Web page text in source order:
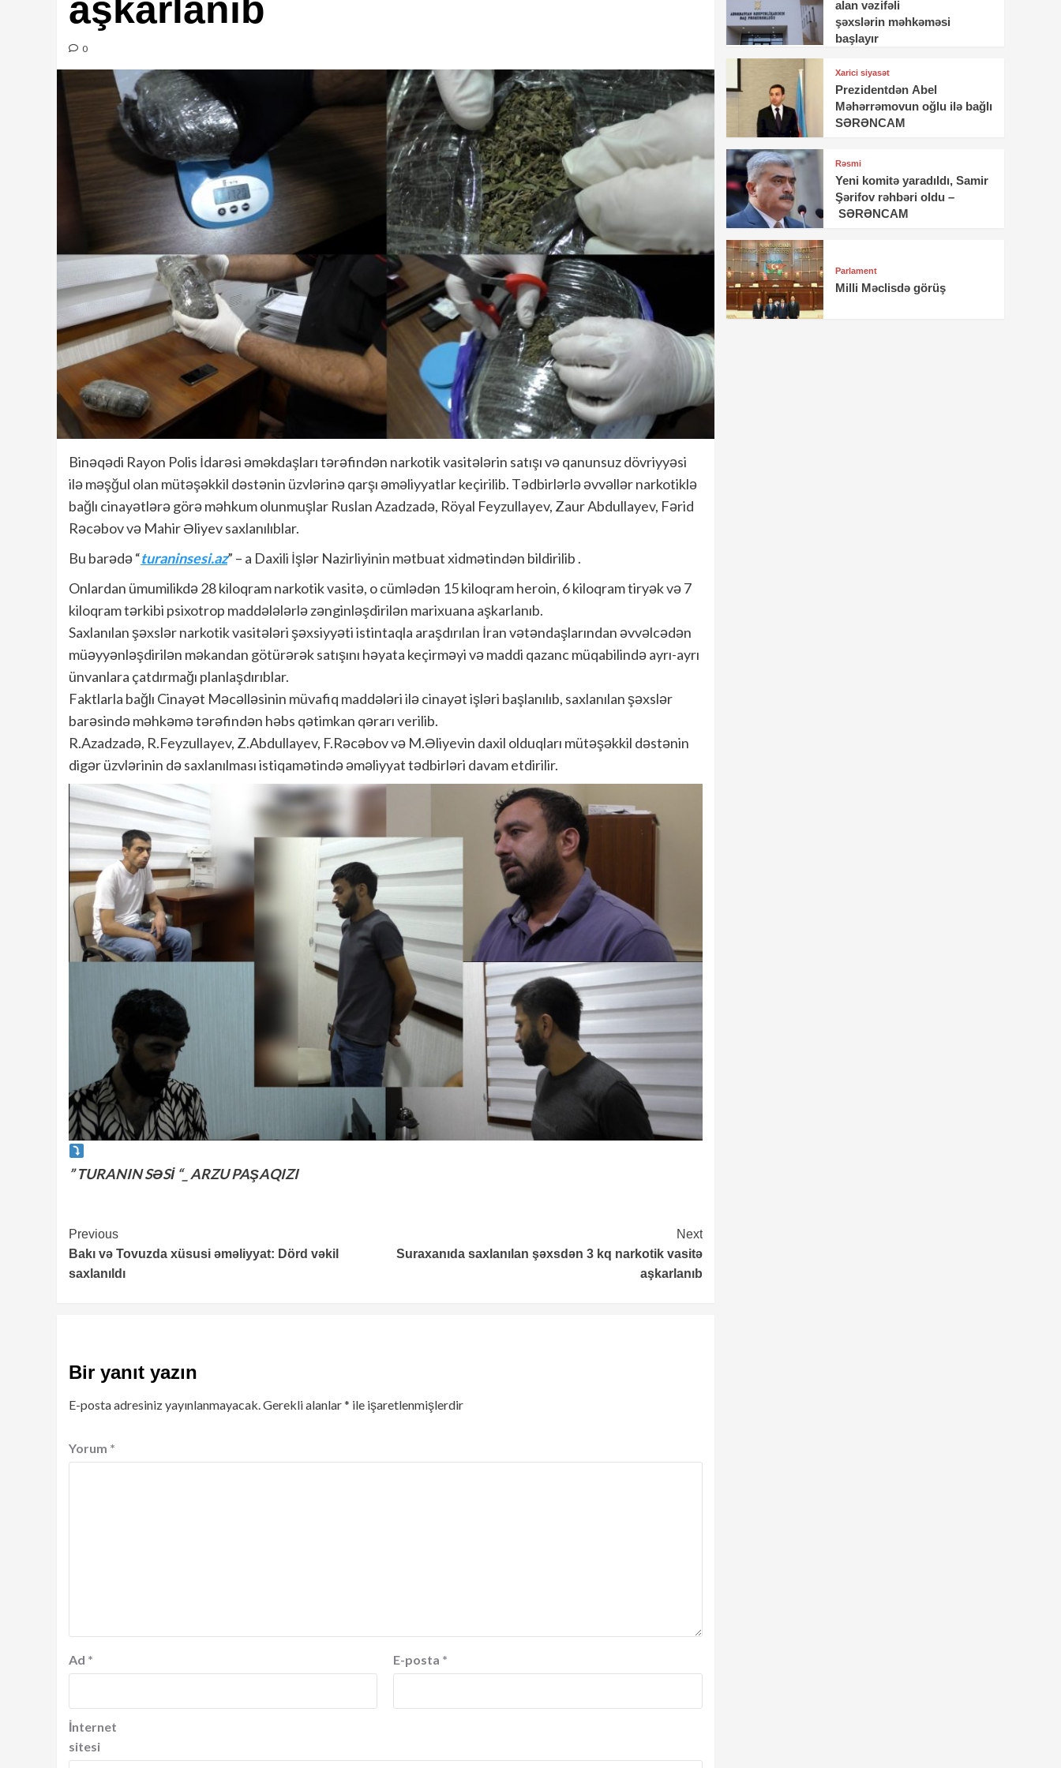
aşkarlanıb
0
Binəqədi Rayon Polis İdarəsi əməkdaşları tərəfindən narkotik vasitələrin satışı və qanunsuz dövriyyəsi
ilə məşğul olan mütəşəkkil dəstənin üzvlərinə qarşı əməliyyatlar keçirilib. Tədbirlərlə əvvəllər narkotiklə
bağlı cinayətlərə görə məhkum olunmuşlar Ruslan Azadzadə, Röyal Feyzullayev, Zaur Abdullayev, Fərid
Rəcəbov və Mahir Əliyev saxlanılıblar.
Bu barədə “turaninsesi.az” – a Daxili İşlər Nazirliyinin mətbuat xidmətindən bildirilib .
Onlardan ümumilikdə 28 kiloqram narkotik vasitə, o cümlədən 15 kiloqram heroin, 6 kiloqram tiryək və 7
kiloqram tərkibi psixotrop maddələlərlə zənginləşdirilən marixuana aşkarlanıb.
Saxlanılan şəxslər narkotik vasitələri şəxsiyyəti istintaqla araşdırılan İran vətəndaşlarından əvvəlcədən
müəyyənləşdirilən məkandan götürərək satışını həyata keçirməyi və maddi qazanc müqabilində ayrı-ayrı
ünvanlara çatdırmağı planlaşdırıblar.
Faktlarla bağlı Cinayət Məcəlləsinin müvafiq maddələri ilə cinayət işləri başlanılıb, saxlanılan şəxslər
barəsində məhkəmə tərəfindən həbs qətimkan qərarı verilib.
R.Azadzadə, R.Feyzullayev, Z.Abdullayev, F.Rəcəbov və M.Əliyevin daxil olduqları mütəşəkkil dəstənin
digər üzvlərinin də saxlanılması istiqamətində əməliyyat tədbirləri davam etdirilir.
” TURANIN SƏSİ “_ ARZU PAŞAQIZI
Continue
Reading
Previous
Bakı və Tovuzda xüsusi əməliyyat: Dörd vəkil
saxlanıldı
Next
Suraxanıda saxlanılan şəxsdən 3 kq narkotik vasitə
aşkarlanıb
Bir yanıt yazın
E-posta adresiniz yayınlanmayacak. Gerekli alanlar* ile işaretlenmişlerdir
Yorum *
Ad * E-posta *
İnternet
sitesi
alan vəzifəli
şəxslərin məhkəməsi
başlayır
Xarici siyasət
Prezidentdən Abel
Məhərrəmovun oğlu ilə bağlı
SƏRƏNCAM
Rəsmi
Yeni komitə yaradıldı, Samir
Şərifov rəhbəri oldu –
SƏRƏNCAM
Parlament
Milli Məclisdə görüş